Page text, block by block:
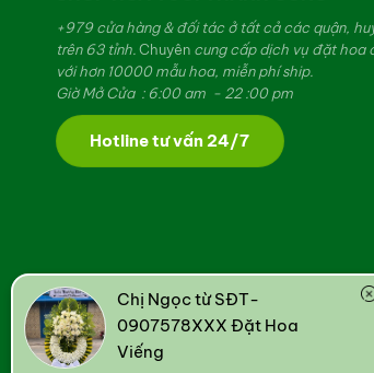
+979 cửa hàng & đối tác ở tất cả các quận,
trên 63 tỉnh. Chuyêncung cấp dịch vụ đặt hoa
với hơn 10000 mẫu hoa, miễn phí ship.
Giờ Mở Cửa : 6:00 am - 22 :00 pm
Hotline tư vấn 24/7
Chị Ngọc từ SĐT-
0907578XXX Đặt Hoa
Viếng